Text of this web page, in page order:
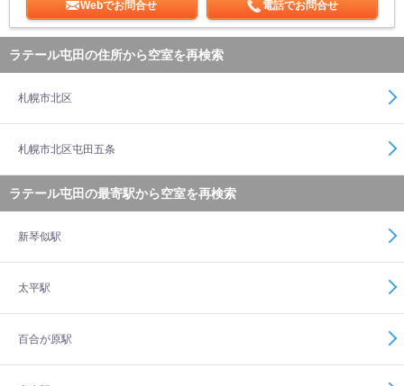
Webでお問合せ 電話でお問合せ
ラテール屯田の住所から空室を再検索
札幌市北区
札幌市北区屯田五条
ラテール屯田の最寄駅から空室を再検索
新琴似駅
太平駅
百合が原駅